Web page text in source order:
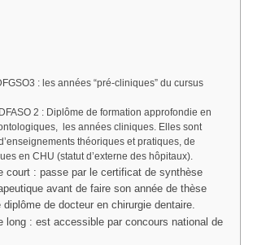
: les années “pré-cliniques” du cursus
2 : Diplôme de formation approfondie en
les années cliniques. Elles sont
théoriques et pratiques, de
en CHU (statut d’externe des hôpitaux).
court : passe par le certificat de synthèse
avant de faire son année de thèse
de docteur en chirurgie dentaire.
long : est accessible par concours national de